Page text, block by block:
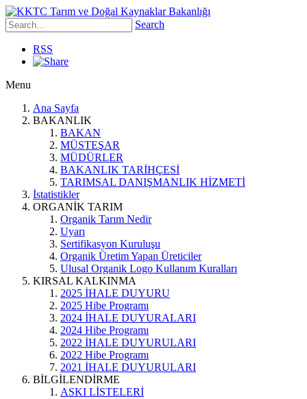
Search
RSS
Menu
Ana Sayfa
BAKANLIK
BAKAN
MÜSTEŞAR
MÜDÜRLER
BAKANLIK TARİHÇESİ
TARIMSAL DANIŞMANLIK HİZMETİ
İstatistikler
ORGANİK TARIM
Organik Tarım Nedir
Uyarı
Sertifikasyon Kuruluşu
Organik Üretim Yapan Üreticiler
Ulusal Organik Logo Kullanım Kuralları
KIRSAL KALKINMA
2025 İHALE DUYURU
2025 Hibe Programı
2024 İHALE DUYURALARI
2024 Hibe Programı
2022 İHALE DUYURULARI
2022 Hibe Programı
2021 İHALE DUYURULARI
BİLGİLENDİRME
ASKI LİSTELERİ